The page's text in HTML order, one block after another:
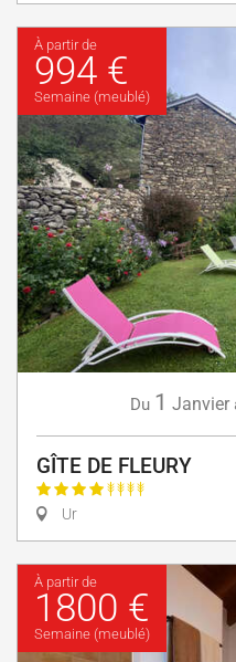
À partir de
994 €
Semaine (meublé)
Du 1 Janvier
GÎTE DE FLEURY
Ur
À partir de
1800 €
Semaine (meublé)